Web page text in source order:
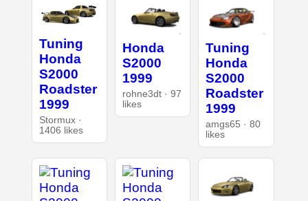
Tuning
Honda
S2000
Roadster
1999
Stormux ·
1406 likes
Honda
S2000
1999
rohne3dt · 97
likes
Tuning
Honda
S2000
Roadster
1999
amgs65 · 80
likes